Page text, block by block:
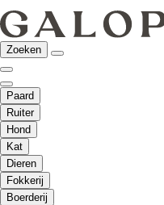
Zoeken
Paard
Ruiter
Hond
Kat
Dieren
Fokkerij
Boerderij